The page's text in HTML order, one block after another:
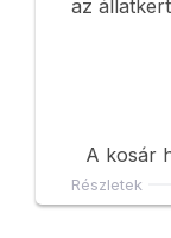
az
A kosár
Részletek